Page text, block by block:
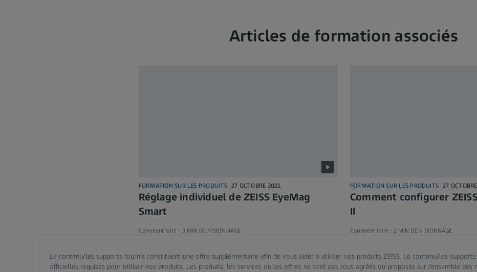
Articles de formation associés
FORMATION SUR LES PRODUITS 27 OCTOBRE 2021
Réglage individuel de ZEISS EyeMag
Smart
Comment faire - 3 MIN DE VISIONNAGE
FORMATION SUR LES PRODUITS 27
Comment configurer
II
Comment faire - 2 MIN DE VISIONNAGE
Le contenu/les supports fournis constituent une offre supplémentaire afin de vous aider à utiliser vos produits ZEISS. Le contenu/les
officielles requises pour utiliser nos produits. Les produits, les services ou les offres ne sont pas tous agréés ou proposés sur l'ensemble